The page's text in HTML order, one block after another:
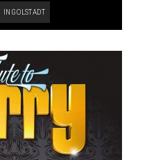
INGOLSTADT